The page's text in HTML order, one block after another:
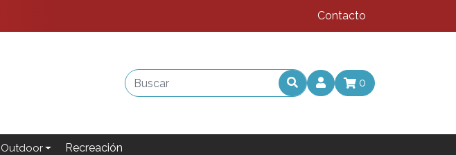
Contacto
0
Outdoor Recreación